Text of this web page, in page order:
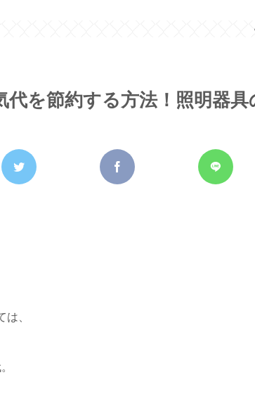
代を節約する方法！照明器
、